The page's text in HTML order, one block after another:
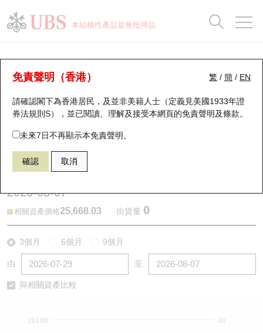
本結構性產品並無抵押品
繁 / 簡 / EN
免責聲明（香港）
請確認閣下為香港居民，及並非美籍人士（定義見美國1933年證
券法規則S），並已閱讀、理解及接受本網頁的免責聲明及條款。
未來7日不再顯示本免責聲明。
確認 取消
牛熊證分析儀
表現 街貨統計 比較
67438 瑞銀牛證 HSI 恒生指數
2026-08-07
相關資產價格25,668.03 街貨量 0
3個月 6個月 9個月
由 至
與相關資產比較
48
26100
瑞銀認股證一覽
新發行瑞銀認股證
即將到期認股證
認股證到期結算價查詢
認股證分析儀
認股證/牛熊證日誌
街貨統計
比較
牛熊全景快搜
牛熊證搜尋
牛熊證街貨分佈圖
正股牛熊證列表
新發行瑞銀牛熊證
牛熊證到期結算價查詢
街貨統計
比較
十大升幅/跌幅
十大認股證成交分佈
十天股證佔大市成交
資金流
街貨統計
正股分析儀
二十大活躍股份
恒指成份股
國指成份股
科指成份股
中資ETFs溢價比較
持股比重
顯示所有持股比重
每月輪證大市專題
輪證專欄
講座及教育短片
認股證投資者教育
牛熊證投資者教育